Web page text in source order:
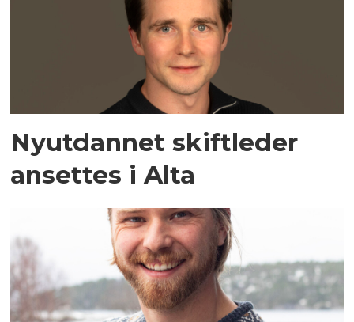
Nyutdannet skiftleder
ansettes i Alta